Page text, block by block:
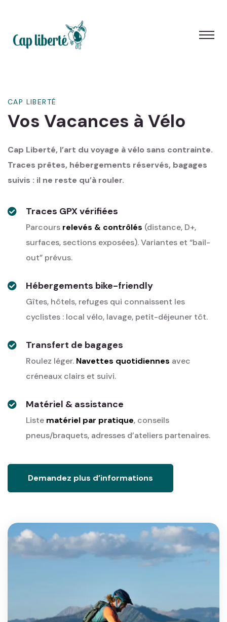
CAP LIBERTÉ
Vos Vacances à Vélo
Cap Liberté, l’art du voyage à vélo sans contrainte.
Traces prêtes, hébergements réservés, bagages
suivis : il ne reste qu’à rouler.
Traces GPX vérifiées
Parcours relevés & contrôlés (distance, D+,
surfaces, sections exposées). Variantes et “bail-
out” prévus.
Hébergements bike-friendly
Gîtes, hôtels, refuges qui connaissent les
cyclistes : local vélo, lavage, petit-déjeuner tôt.
Transfert de bagages
Roulez léger. Navettes quotidiennes avec
créneaux clairs et suivi.
Matériel & assistance
Liste matériel par pratique, conseils
pneus/braquets, adresses d’ateliers partenaires.
Demandez plus d’informations